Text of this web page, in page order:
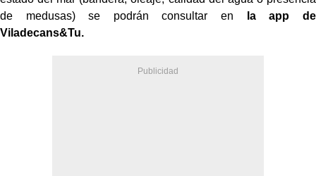
de medusas) se podrán consultar en
la app de
Viladecans&Tu.